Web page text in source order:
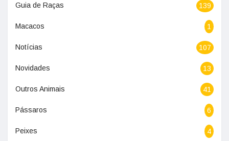
Guia de Raças 139
Macacos 1
Notícias 107
Novidades 13
Outros Animais 41
Pássaros 6
Peixes 4